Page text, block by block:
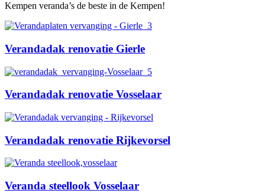
Kempen veranda’s de beste in de Kempen!
Verandadak renovatie Gierle
Verandadak renovatie Vosselaar
Verandadak renovatie Rijkevorsel
Veranda steellook Vosselaar